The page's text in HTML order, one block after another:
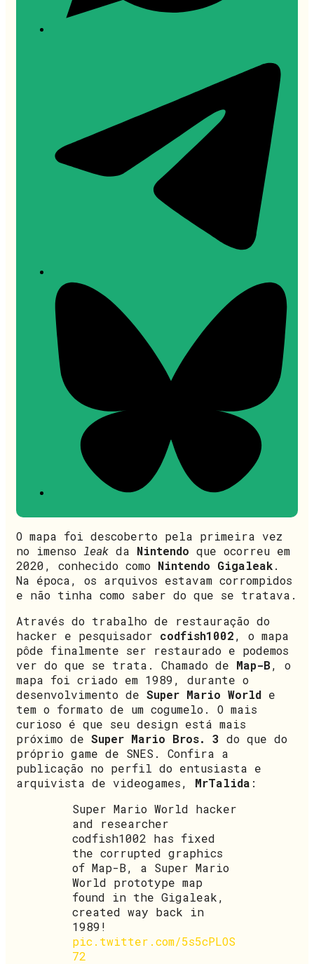
O mapa foi descoberto pela primeira vez
no imenso leak da Nintendo que ocorreu em
2020, conhecido como Nintendo Gigaleak.
Na época, os arquivos estavam corrompidos
e não tinha como saber do que se tratava.
Através do trabalho de restauração do
hacker e pesquisador codfish1002, o mapa
pôde finalmente ser restaurado e podemos
ver do que se trata. Chamado de Map-B, o
mapa foi criado em 1989, durante o
desenvolvimento de Super Mario World e
tem o formato de um cogumelo. O mais
curioso é que seu design está mais
próximo de Super Mario Bros. 3 do que do
próprio game de SNES. Confira a
publicação no perfil do entusiasta e
arquivista de videogames,
MrTalida :
Super Mario World hacker
and researcher
codfish1002 has fixed
the corrupted graphics
of Map-B, a Super Mario
World prototype map
found in the Gigaleak,
created way back in
1989!
pic.twitter.com/5s5cPLOS
72